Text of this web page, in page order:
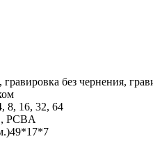
гравировка без чернения,
8, 16, 32, 64
PCBA
49*17*7